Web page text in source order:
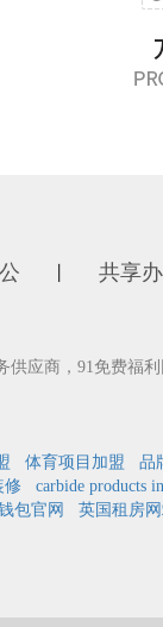
共享
供应商，91免费福
体育项目加盟
品
修
carbide products
包官网 英国租房